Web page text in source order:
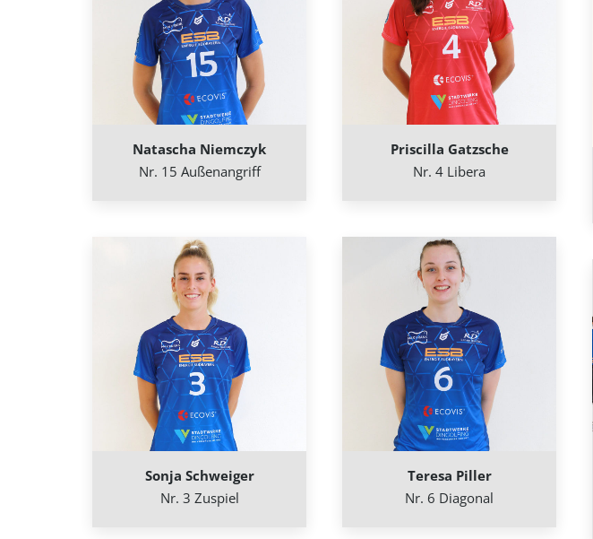
Natascha Niemczyk
Nr. 15 Außenangriff
Priscilla Gatzsche
Nr. 4 Libera
Sonja Schweiger
Nr. 3 Zuspiel
Teresa Piller
Nr. 6 Diagonal